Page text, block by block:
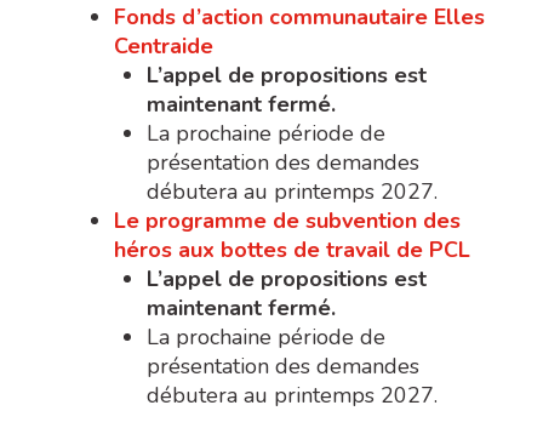
Fonds d’action communautaire Elles
Centraide
L’appel de propositions est
maintenant fermé.
La prochaine période de
présentation des demandes
débutera au printemps 2027.
Le programme de subvention des
héros aux bottes de travail de PCL
L’appel de propositions est
maintenant fermé.
La prochaine période de
présentation des demandes
débutera au printemps 2027.